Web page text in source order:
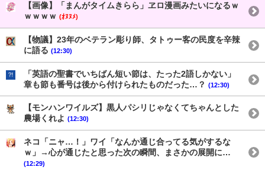
【画像】「まんがタイムきらら」ヱロ漫画みたいになるｗ
ｗｗｗｗ (ｵﾇﾇﾒ)
【物議】23年のベテラン彫り師、タトゥー客の民度を辛辣
に語る (12:30)
「英語の聖書でいちばん短い節は、たった2語しかない」
章も節も番号は後から付けられたものだった…？ (12:30)
【モンハンワイルズ】黒人パシリじゃなくてちゃんとした
農場くれよ (12:30)
ネコ「ニャ…！」ワイ「なんか通じ合ってる気がするな
ｗ」→心が通じたと思った次の瞬間、まさかの展開に…
(12:29)